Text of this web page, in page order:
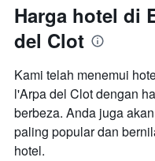
Harga hotel di
del Clot
Kami telah menemui
l'Arpa del Clot dengan
berbeza. Anda juga
paling popular dan
hotel.